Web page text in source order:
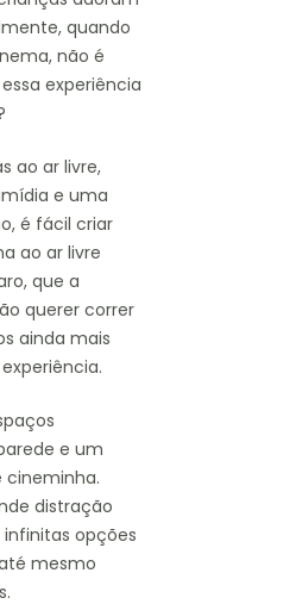
quando
não é
experiência
ao ar livre,
e uma
é fácil criar
ao ar livre
que a
querer correr
ainda mais
e um
cineminha.
distração
opções
mesmo